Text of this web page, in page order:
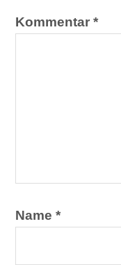
Kommentar*
Name*